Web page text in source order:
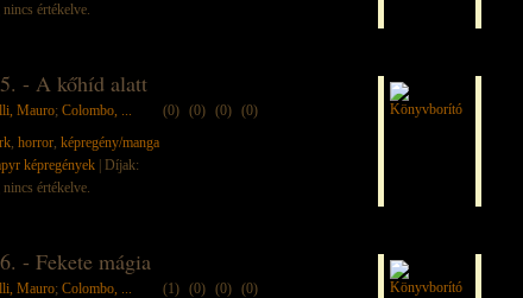
értékelve.
- A kőhíd alatt
Mauro; Colombo, ... (0) (0) (0) (0)
, horror, képregény/manga
képregények| Díjak:
értékelve.
- Fekete mágia
Mauro; Colombo, ... (1) (0) (0) (0)